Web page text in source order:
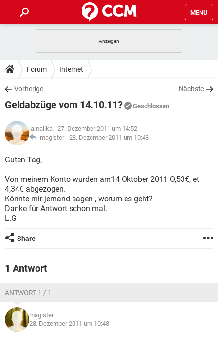
MENU
ANDROID
WINDOWS 10
WHATSAPP TIKTOK
FACEBOOK
TIPPS & TRICKS
SPIELE
WHATSAPP TIKTOK
FACEBOOK
DOWNLOADS
SPIELE STREAMING
ANDROID
WINDOWS 10 INSTAGRAM
WHATSAPP
SPIELE STREAMING
ANDROID
WINDOWS 10
WHATSAPP TIKTOK
FACEBOOK HARDWARE
LEXIKON
SPIELE
WINDOWS 10
WHATSAPP TIKTOK
FACEBOOK
Forum Internet
Vorherige Nächste
Geldabzüge vom 14.10.11? Geschlossen
jamaiika - 27. Dezember 2011 um 14:52
magister - 28. Dezember 2011 um 10:48
Guten Tag,
Von meinem Konto wurden am14 Oktober 2011 O,53€, et
4,34€ abgezogen.
Könnte mir jemand sagen , worum es geht?
Danke für Antwort schon mal.
L.G
Share
1 Antwort
ANTWORT 1 / 1
magister
28. Dezember 2011 um 10:48